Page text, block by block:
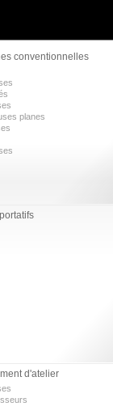
conventionnelles
planes
d'atelier